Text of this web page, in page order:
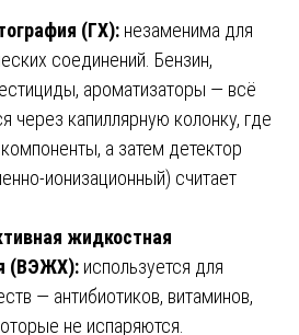
(ГХ): незаменима для
соединений. Бензин,
ароматизаторы — всё
через капиллярную колонку, где
а затем детектор
ионизационный) считает
жидкостная
(ВЭЖХ): используется для
— антибиотиков, витаминов,
не испаряются.